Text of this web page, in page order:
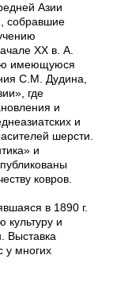
Азии
собравшие
ХХ в. А.
имеющуюся
С.М. Дудина,
где
и
и
шерсти.
и
ковров.
в 1890 г.
культуру и
Выставка
у многих